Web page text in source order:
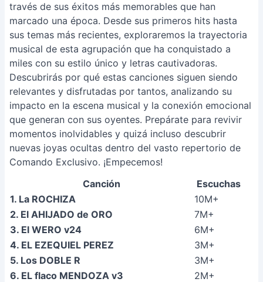
través de sus éxitos más memorables que han
marcado una época. Desde sus primeros hits hasta
sus temas más recientes, exploraremos la trayectoria
musical de esta agrupación que ha conquistado a
miles con su estilo único y letras cautivadoras.
Descubrirás por qué estas canciones siguen siendo
relevantes y disfrutadas por tantos, analizando su
impacto en la escena musical y la conexión emocional
que generan con sus oyentes. Prepárate para revivir
momentos inolvidables y quizá incluso descubrir
nuevas joyas ocultas dentro del vasto repertorio de
Comando Exclusivo. ¡Empecemos!
Canción
Escuchas
1. La ROCHIZA
10M+
2. El AHIJADO de ORO
7M+
3. El WERO v24
6M+
4. EL EZEQUIEL PEREZ
3M+
5. Los DOBLE R
3M+
6. EL flaco MENDOZA v3
2M+